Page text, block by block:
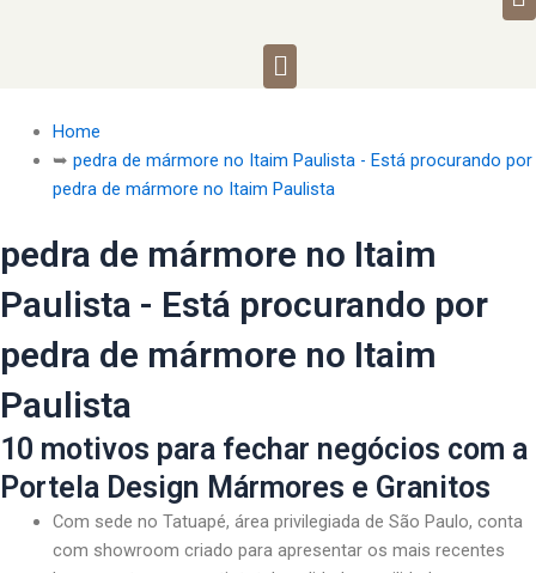
Menu
Home
➥ pedra de mármore no Itaim Paulista - Está procurando por
pedra de mármore no Itaim Paulista
pedra de mármore no Itaim
Paulista - Está procurando por
pedra de mármore no Itaim
Paulista
10 motivos para fechar negócios com a
Portela Design Mármores e Granitos
Com sede no Tatuapé, área privilegiada de São Paulo, conta
com showroom criado para apresentar os mais recentes